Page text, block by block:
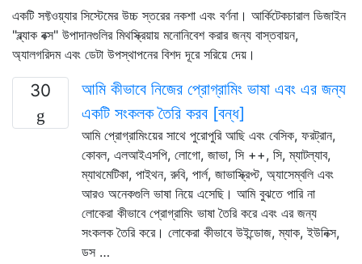
একটি সফ্টওয়্যার সিস্টেমের উচ্চ স্তরের নকশা এবং বর্ণনা। আর্কিটেকচারাল ডিজাইন
"ব্ল্যাক বক্স" উপাদানগুলির মিথস্ক্রিয়ায় মনোনিবেশ করার জন্য বাস্তবায়ন,
অ্যালগরিদম এবং ডেটা উপস্থাপনের বিশদ দূরে সরিয়ে দেয়।
30
আমি কীভাবে নিজের প্রোগ্রামিং ভাষা এবং এর জন্য
একটি সংকলক তৈরি করব [বন্ধ]
আমি প্রোগ্রামিংয়ের সাথে পুরোপুরি আছি এবং বেসিক, ফরট্রান,
কোবল, এলআইএসপি, লোগো, জাভা, সি ++, সি, ম্যাটল্যাব,
ম্যাথমেটিকা, পাইথন, রুবি, পার্ল, জাভাস্ক্রিপ্ট, অ্যাসেম্বলি এবং
আরও অনেকগুলি ভাষা নিয়ে এসেছি। আমি বুঝতে পারি না
লোকেরা কীভাবে প্রোগ্রামিং ভাষা তৈরি করে এবং এর জন্য
সংকলক তৈরি করে। লোকেরা কীভাবে উইন্ডোজ, ম্যাক, ইউনিক্স,
ডস …